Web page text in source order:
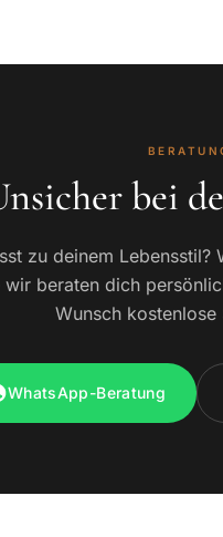
bei
zu deinem Lebensstil?
wir beraten dich
Wunsch kostenlose
WhatsApp-Beratung